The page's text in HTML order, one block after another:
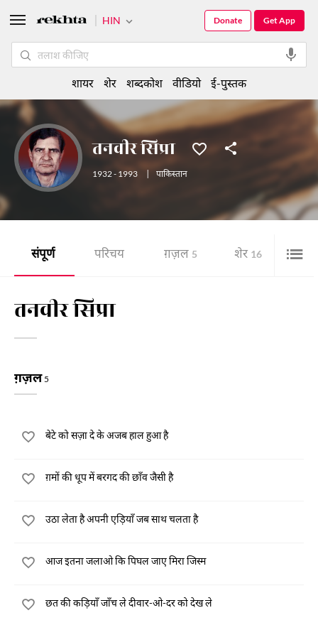
तनवीर सिप्रा
1932 - 1993 पाकिस्तान
संपूर्ण परिचय ग़ज़ल 5 शेर 16 ई-
तनवीर सिप्रा
ग़ज़ल5
बेटे को सज़ा दे के अजब हाल हुआ है
ग़मों की धूप में बरगद की छाँव जैसी है
उठा लेता है अपनी एड़ियाँ जब साथ चलता है
आज इतना जलाओ कि पिघल जाए मिरा जिस्म
छत की कड़ियाँ जाँच ले दीवार-ओ-दर को देख ले
HIN Get App
Donate
शायर शेर शब्दकोश वीडियो ई-पुस्तक